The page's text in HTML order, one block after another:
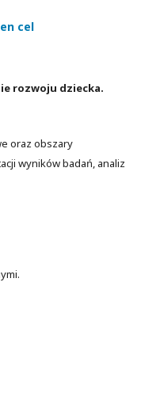
cel
rozwoju dziecka.
oraz obszary
wyników badań, analiz